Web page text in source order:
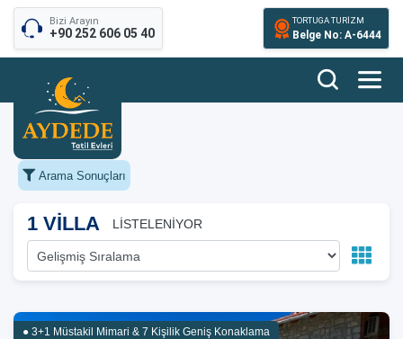
Bizi Arayın
+90 252 606 05 40
TORTUGA TURİZM
Belge No: A-6444
Arama Sonuçları
1 VİLLA LİSTELENİYOR
● 3+1 Müstakil Mimari & 7 Kişilik Geniş Konaklama